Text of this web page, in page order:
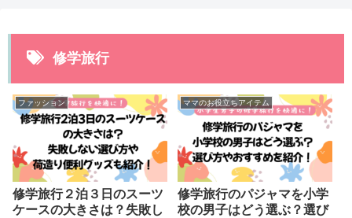
修学旅行
ファッション
修学旅行２泊３日のスーツ
ケースの大きさは？失敗し
ママのお役立ちアイテム
修学旅行のパジャマを小学
校の男子はどう選ぶ？選び